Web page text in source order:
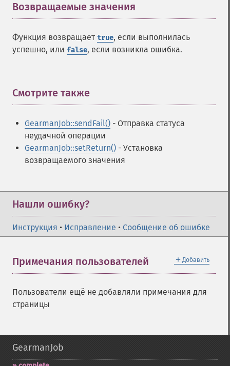
Возвращаемые значения
Функция возвращает true, если выполнилась
успешно, или false, если возникла ошибка.
Смотрите также
GearmanJob::sendFail() - Отправка статуса
неудачной операции
GearmanJob::setReturn() - Установка
возвращаемого значения
Нашли ошибку?
Инструкция • Исправление • Сообщение об ошибке
＋ Добавить
Примечания пользователей
Пользователи ещё не добавляли примечания для
страницы
GearmanJob